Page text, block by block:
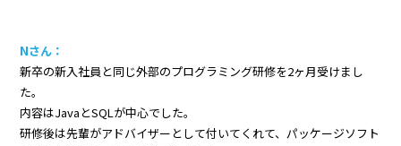
Nさん：
新卒の新入社員と同じ外部のプログラミング研修を2ヶ月受けまし
た。
内容はJavaとSQLが中心でした。
研修後は先輩がアドバイザーとして付いてくれて、パッケージソフト